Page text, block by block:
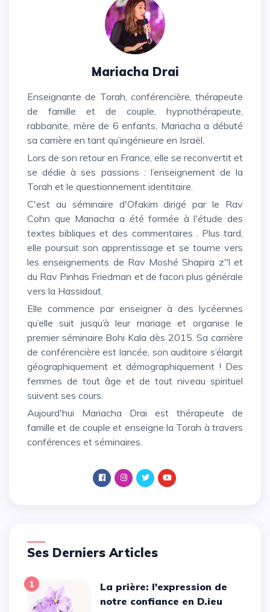
Mariacha Drai
Enseignante de Torah, conférencière, thérapeute
de famille et de couple, hypnothérapeute,
rabbanite, mère de 6 enfants, Mariacha a débuté
sa carrière en tant qu’ingénieure en Israël.
Lors de son retour en France, elle se reconvertit et
se dédie à ses passions : l’enseignement de la
Torah et le questionnement identitaire.
C'est au séminaire d'Ofakim dirigé par le Rav
Cohn que Mariacha a été formée à l'étude des
textes bibliques et des commentaires . Plus tard,
elle poursuit son apprentissage et se tourne vers
les enseignements de Rav Moshé Shapira z"l et
du Rav Pinhas Friedman et de facon plus générale
vers la Hassidout.
Elle commence par enseigner à des lycéennes
qu’elle suit jusqu’à leur mariage et organise le
premier séminaire Bohi Kala dès 2015. Sa carrière
de conférencière est lancée, son auditoire s’élargit
géographiquement et démographiquement ! Des
femmes de tout âge et de tout niveau spirituel
suivent ses cours.
Aujourd'hui Mariacha Drai est thérapeute de
famille et de couple et enseigne la Torah à travers
conférences et séminaires.
Ses Derniers Articles
1
La prière: l'expression de
notre confiance en D.ieu